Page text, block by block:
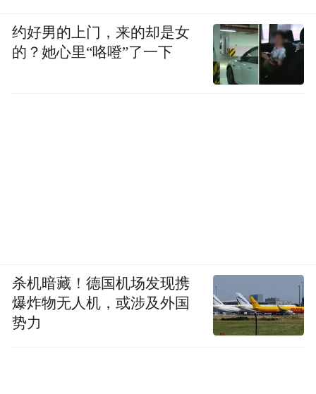
约好男的上门，来的却是女
的？她心里“咯噔”了一下
杀机暗藏！德国机场发现携
爆炸物无人机，或涉及外国
势力